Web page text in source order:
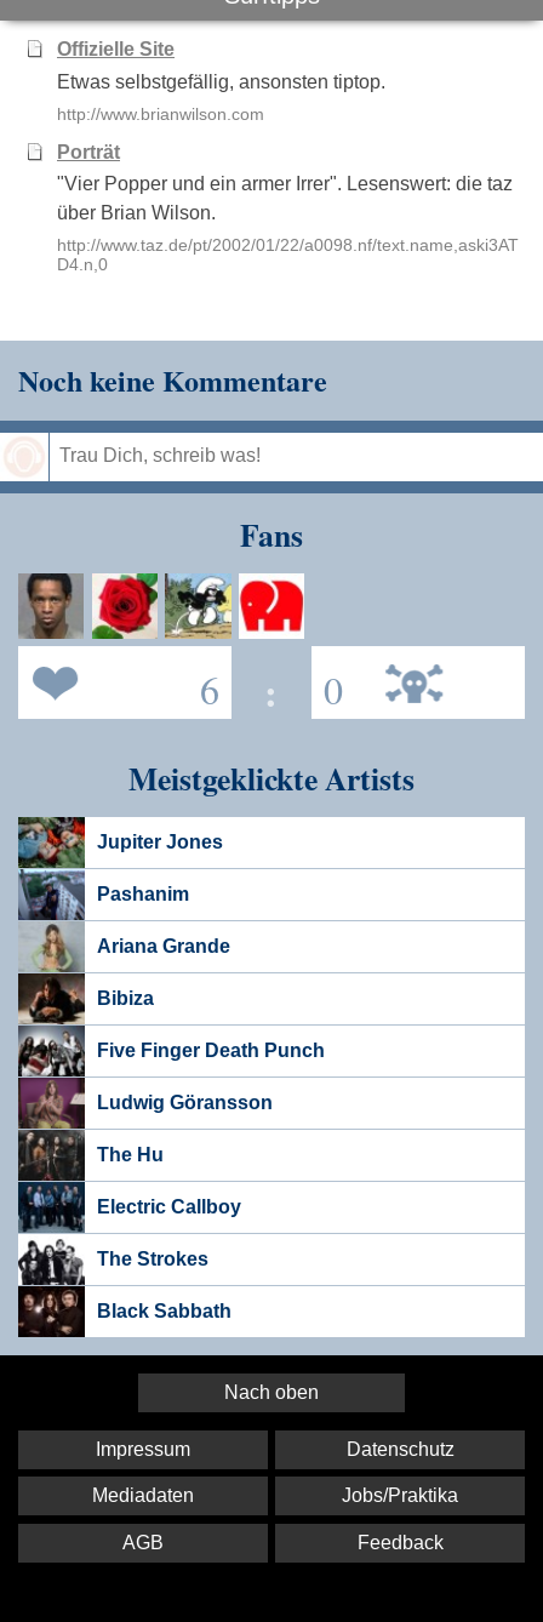
Offizielle Site
Etwas selbstgefällig, ansonsten tiptop.
http://www.brianwilson.com
Porträt
"Vier Popper und ein armer Irrer". Lesenswert: die taz
über Brian Wilson.
http://www.taz.de/pt/2002/01/22/a0098.nf/text.name,aski3AT
D4.n,0
Noch keine Kommentare
Fans
6 : 0
Meistgeklickte Artists
Jupiter Jones
Pashanim
Ariana Grande
Bibiza
Five Finger Death Punch
Ludwig Göransson
The Hu
Electric Callboy
The Strokes
Black Sabbath
Nach oben
Impressum Datenschutz
Mediadaten Jobs/Praktika
AGB Feedback